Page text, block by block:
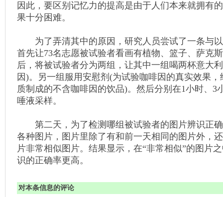
因此，要区别记忆力的提高是由于人们本来就拥有
果十分困难。
为了弄清其中的原因，研究人员尝试了一条与以
首先让73名志愿被试验者看画有植物、篮子、萨克
后，将被试验者分为两组，让其中一组喝两杯意大
因)。另一组服用安慰剂(为试验咖啡因的真实效果
质制成的不含咖啡因的饮品)。然后分别在1小时、3
唾液采样。
第二天，为了检测哪组被试验者的图片辨识正确
各种图片，图片里除了有和前一天相同的图片外，
片非常相似图片。结果显示，在“非常相似”的图片
识的正确率更高。
对本条信息的评论